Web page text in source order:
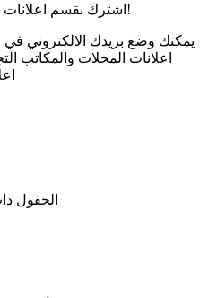
اشترك بقسم اعلانات المحلات والمكاتب التجارية مجاناً!
يمكنك وضع بريدك الالكتروني في
اعلانات المحلات والمكاتب
الحقول